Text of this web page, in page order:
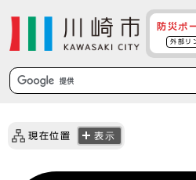
防災ポ
外部リ
現在位置 表示